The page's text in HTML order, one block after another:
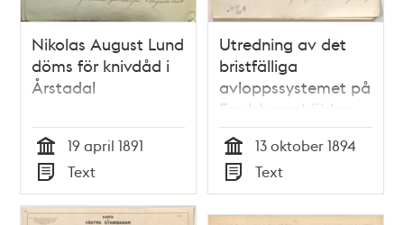
Nikolas August Lund
döms för knivdåd i
Årstadal
Tid
19 april 1891
Typ
Text
Utredning av det
bristfälliga
avloppssystemet på
Fredsborgshöjden,
vid Årstaäng,
Årstadal och
Grönbrink
Tid
13 oktober 1894
Typ
Text